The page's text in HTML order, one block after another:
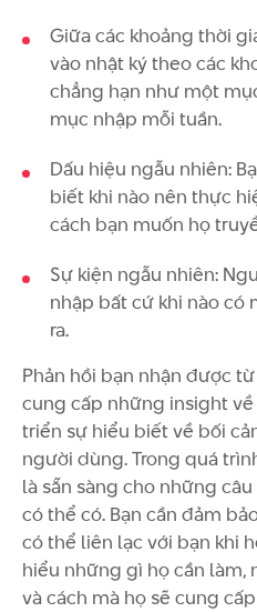
Giữa các khoảng thời
vào nhật ký theo các
chẳng hạn như một
mục nhập mỗi tuần.
Dấu hiệu ngẫu nhiên:
biết khi nào nên thực
cách bạn muốn họ
Sự kiện ngẫu nhiên:
nhập bất cứ khi nào có
ra.
Phản hồi bạn nhận được
cung cấp những insight
triển sự hiểu biết về bối
người dùng. Trong quá
là sẵn sàng cho những
có thể có. Bạn cần đảm
có thể liên lạc với bạn khi
hiểu những gì họ cần
và cách mà họ sẽ cung